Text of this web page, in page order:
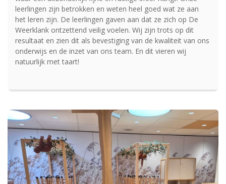
leerlingen zijn betrokken en weten heel goed wat ze aan
het leren zijn. De leerlingen gaven aan dat ze zich op De
Weerklank ontzettend veilig voelen. Wij zijn trots op dit
resultaat en zien dit als bevestiging van de kwaliteit van ons
onderwijs en de inzet van ons team. En dit vieren wij
natuurlijk met taart!